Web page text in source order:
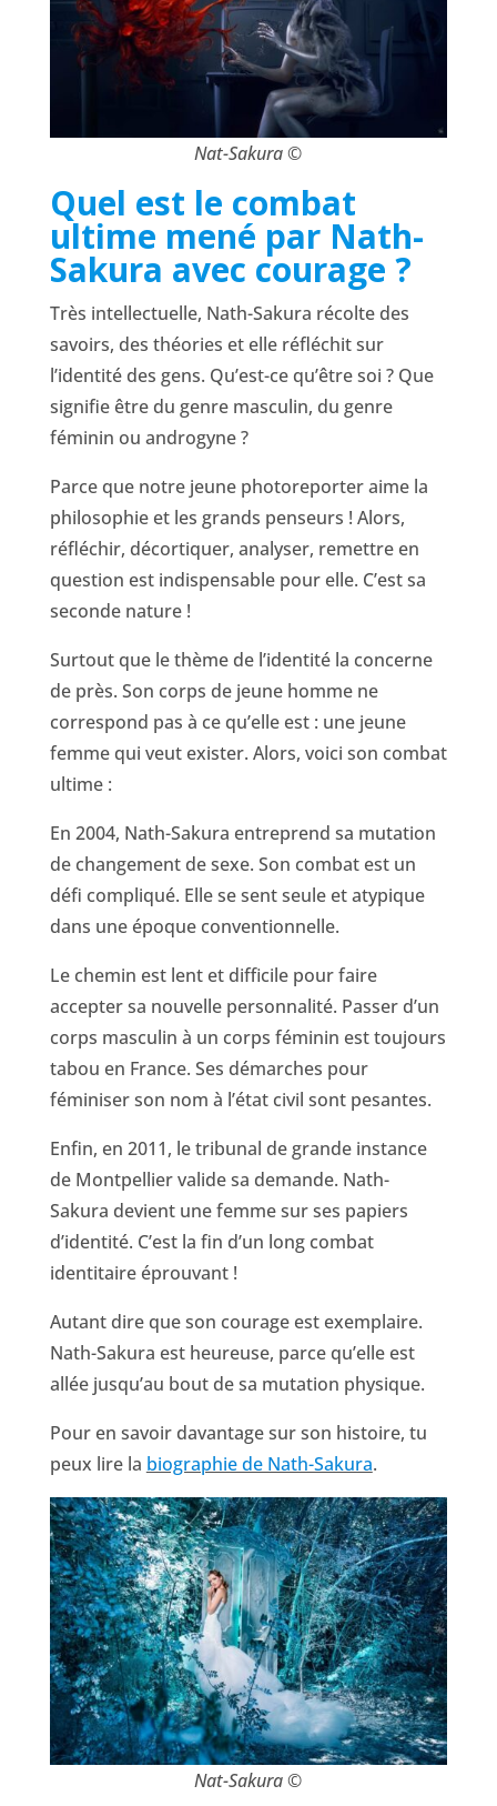
Nat-Sakura ©
Quel est le combat
ultime mené par Nath-
Sakura avec courage ?
Très intellectuelle, Nath-Sakura récolte des
savoirs, des théories et elle réfléchit sur
l’identité des gens. Qu’est-ce qu’être soi ? Que
signifie être du genre masculin, du genre
féminin ou androgyne ?
Parce que notre jeune photoreporter aime la
philosophie et les grands penseurs ! Alors,
réfléchir, décortiquer, analyser, remettre en
question est indispensable pour elle. C’est sa
seconde nature !
Surtout que le thème de l’identité la concerne
de près. Son corps de jeune homme ne
correspond pas à ce qu’elle est : une jeune
femme qui veut exister. Alors, voici son combat
ultime :
En 2004, Nath-Sakura entreprend sa mutation
de changement de sexe. Son combat est un
défi compliqué. Elle se sent seule et atypique
dans une époque conventionnelle.
Le chemin est lent et difficile pour faire
accepter sa nouvelle personnalité. Passer d’un
corps masculin à un corps féminin est toujours
tabou en France. Ses démarches pour
féminiser son nom à l’état civil sont pesantes.
Enfin, en 2011, le tribunal de grande instance
de Montpellier valide sa demande. Nath-
Sakura devient une femme sur ses papiers
d’identité. C’est la fin d’un long combat
identitaire éprouvant !
Autant dire que son courage est exemplaire.
Nath-Sakura est heureuse, parce qu’elle est
allée jusqu’au bout de sa mutation physique.
Pour en savoir davantage sur son histoire, tu
peux lire la biographie de Nath-Sakura.
Nat-Sakura ©